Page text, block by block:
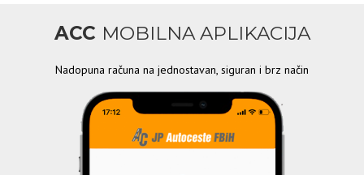
ACC MOBILNA APLIKACIJA
Nadopuna računa na jednostavan, siguran i brz način